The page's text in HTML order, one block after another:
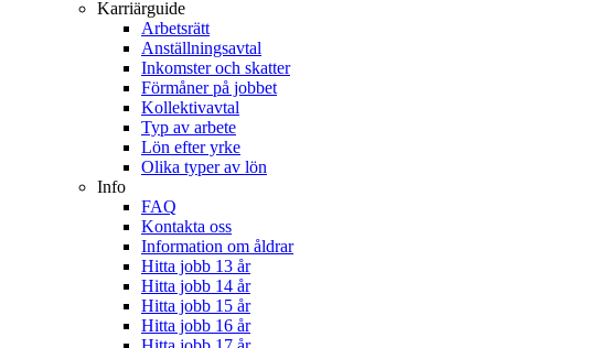
Karriärguide
Arbetsrätt
Anställningsavtal
Inkomster och skatter
Förmåner på jobbet
Kollektivavtal
Typ av arbete
Lön efter yrke
Olika typer av lön
Info
FAQ
Kontakta oss
Information om åldrar
Hitta jobb 13 år
Hitta jobb 14 år
Hitta jobb 15 år
Hitta jobb 16 år